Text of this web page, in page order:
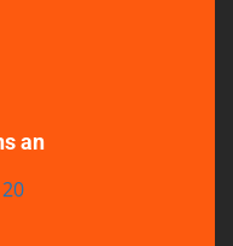
an